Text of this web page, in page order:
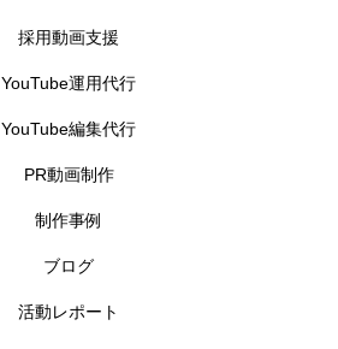
採用動画支援
YouTube運用代行
YouTube編集代行
PR動画制作
制作事例
ブログ
活動レポート